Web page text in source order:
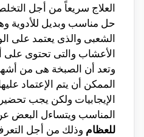
العلاج سريعاً من أجل
حل مناسب وبديل للأدوية
الشعبى والذى يعتمد على
الأعشاب والتى تحتوى
وتعد أن الصبخة هى من
الممكن أن يتم الإعتماد
الإيجابيات ولكن يجب
المناسب ويتساءل البعض
للعظام وذلك من أجل